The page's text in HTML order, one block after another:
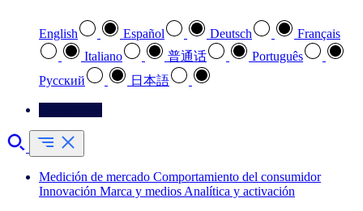
English Español Deutsch
Français
Italiano
普通话
Português
Pусский
日本語
Medición de mercado Comportamiento del consumidor
Innovación Marca y medios Analítica y activación